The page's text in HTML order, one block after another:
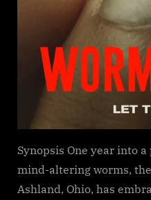
Synopsis One year into
mind-altering worms,
Ashland, Ohio, has